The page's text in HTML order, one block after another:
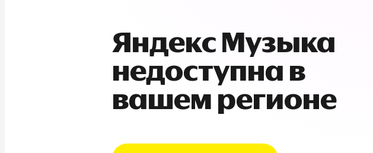
Яндекс Музыка
недоступна в
вашем регионе